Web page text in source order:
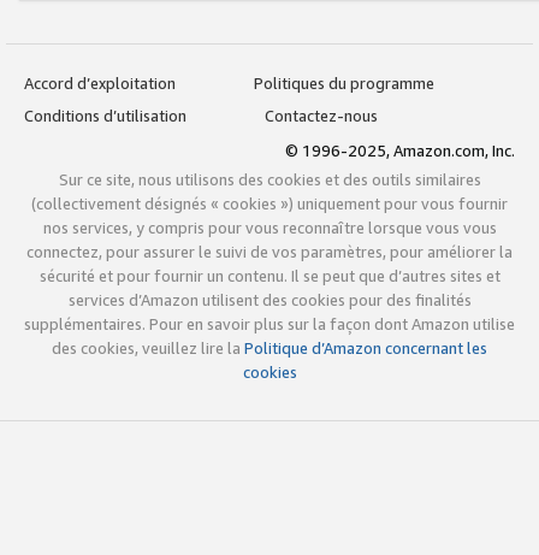
Accord d’exploitation
Politiques du programme
Conditions d’utilisation
Contactez-nous
© 1996-2025, Amazon.com, Inc.
Sur ce site, nous utilisons des cookies et des outils similaires
(collectivement désignés « cookies ») uniquement pour vous fournir
nos services, y compris pour vous reconnaître lorsque vous vous
connectez, pour assurer le suivi de vos paramètres, pour améliorer la
sécurité et pour fournir un contenu. Il se peut que d’autres sites et
services d’Amazon utilisent des cookies pour des finalités
supplémentaires. Pour en savoir plus sur la façon dont Amazon utilise
des cookies, veuillez lire la Politique d’Amazon concernant les
cookies